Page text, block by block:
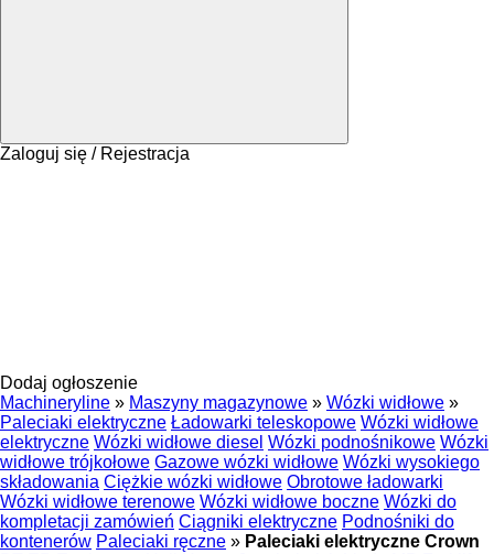
Zaloguj się / Rejestracja
Dodaj ogłoszenie
Machineryline » Maszyny magazynowe » Wózki widłowe »
Paleciaki elektryczne Ładowarki teleskopowe Wózki widłowe
elektryczne Wózki widłowe diesel Wózki podnośnikowe Wózki
widłowe trójkołowe Gazowe wózki widłowe Wózki wysokiego
składowania Ciężkie wózki widłowe Obrotowe ładowarki
Wózki widłowe terenowe Wózki widłowe boczne Wózki do
kompletacji zamówień Ciągniki elektryczne Podnośniki do
kontenerów Paleciaki ręczne » Paleciaki elektryczne Crown